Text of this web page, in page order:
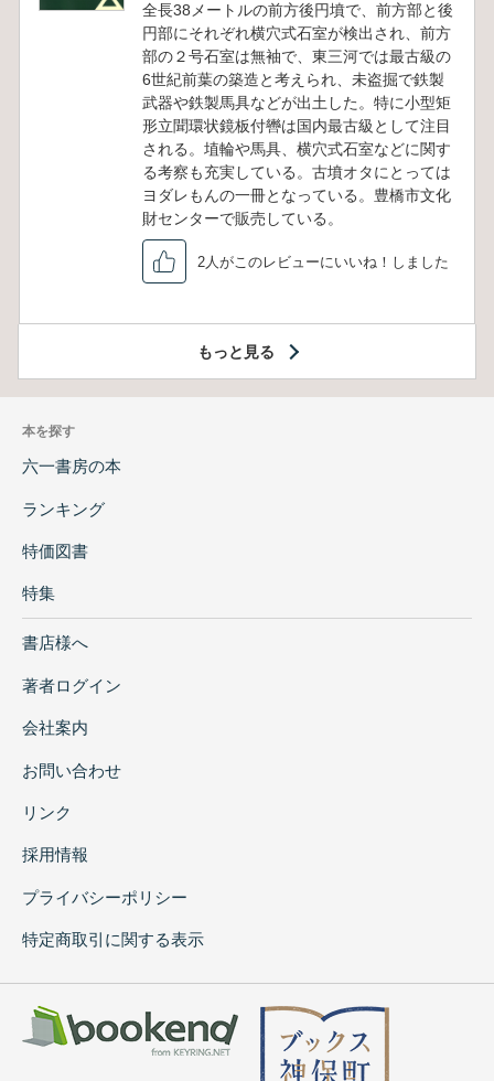
全長38メートルの前方後円墳で、前方部と後
円部にそれぞれ横穴式石室が検出され、前方
部の２号石室は無袖で、東三河では最古級の
6世紀前葉の築造と考えられ、未盗掘で鉄製
武器や鉄製馬具などが出土した。特に小型矩
形立聞環状鏡板付轡は国内最古級として注目
される。埴輪や馬具、横穴式石室などに関す
る考察も充実している。古墳オタにとっては
ヨダレもんの一冊となっている。豊橋市文化
財センターで販売している。
2人がこのレビューにいいね！しました
もっと見る
本を探す
六一書房の本
ランキング
特価図書
特集
書店様へ
著者ログイン
会社案内
お問い合わせ
リンク
採用情報
プライバシーポリシー
特定商取引に関する表示